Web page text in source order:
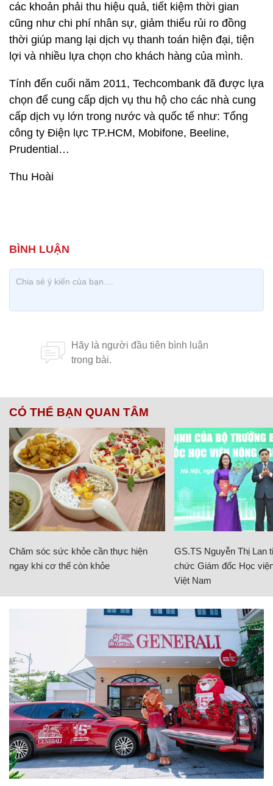
các khoản phải thu hiệu quả, tiết kiệm thời gian
cũng như chi phí nhân sự, giảm thiểu rủi ro đồng
thời giúp mang lại dịch vụ thanh toán hiện đại, tiện
lợi và nhiều lựa chọn cho khách hàng của mình.
Tính đến cuối năm 2011, Techcombank đã được lựa
chọn để cung cấp dịch vụ thu hộ cho các nhà cung
cấp dịch vụ lớn trong nước và quốc tế như: Tổng
công ty Điện lực TP.HCM, Mobifone, Beeline,
Prudential…
Thu Hoài
CÓ THỂ BẠN QUAN TÂM
Chăm sóc sức khỏe cần thực hiện
ngay khi cơ thể còn khỏe
GS.TS Nguyễn Thị Lan
chức Giám đốc Học
Việt Nam